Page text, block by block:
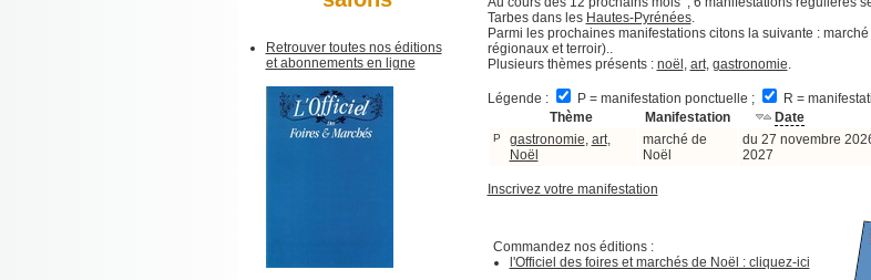
Retrouver toutes nos éditions
et abonnements en ligne
Tarbes dans les Hautes-Pyrénées.
Parmi les prochaines manifestations citons la suivante :
régionaux et terroir)..
Plusieurs thèmes présents : noël , art, gastronomie.
Légende : P = manifestation ponctuelle ;
R =
Thème
Manifestation Date
P gastronomie, art,
Noël
marché de
Noël
du 27 novembre
2027
Inscrivez votre manifestation
Commandez nos éditions :
l'Officiel des foires et marchés de Noël : cliquez-ici